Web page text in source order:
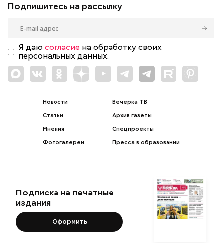
Подпишитесь на рассылку
Я даю согласие на обработку своих
персональных данных.
Новости
Статьи
Мнения
Фотогалереи
Вечерка ТВ
Архив газеты
Спецпроекты
Пресса в образовании
Подписка на печатные
издания
Оформить